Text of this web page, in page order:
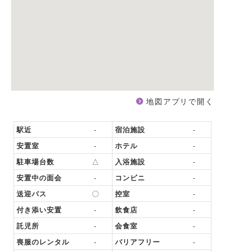
地図アプリで開く
駅近 - 宿泊施設
-
安置室
- ホテル
-
駐車場台数
△ 入浴施設
-
安置中の面会
- コンビニ
-
送迎バス
〇 控室
-
付き添い安置
- 飲食店
-
託児所
- 会食室
-
喪服のレンタル
- バリアフリー
-